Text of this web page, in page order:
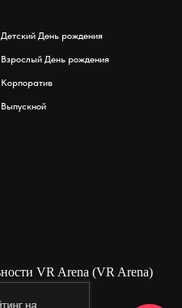
Детский День рождения
Взрослый День рождения
Корпоратив
Выпускной